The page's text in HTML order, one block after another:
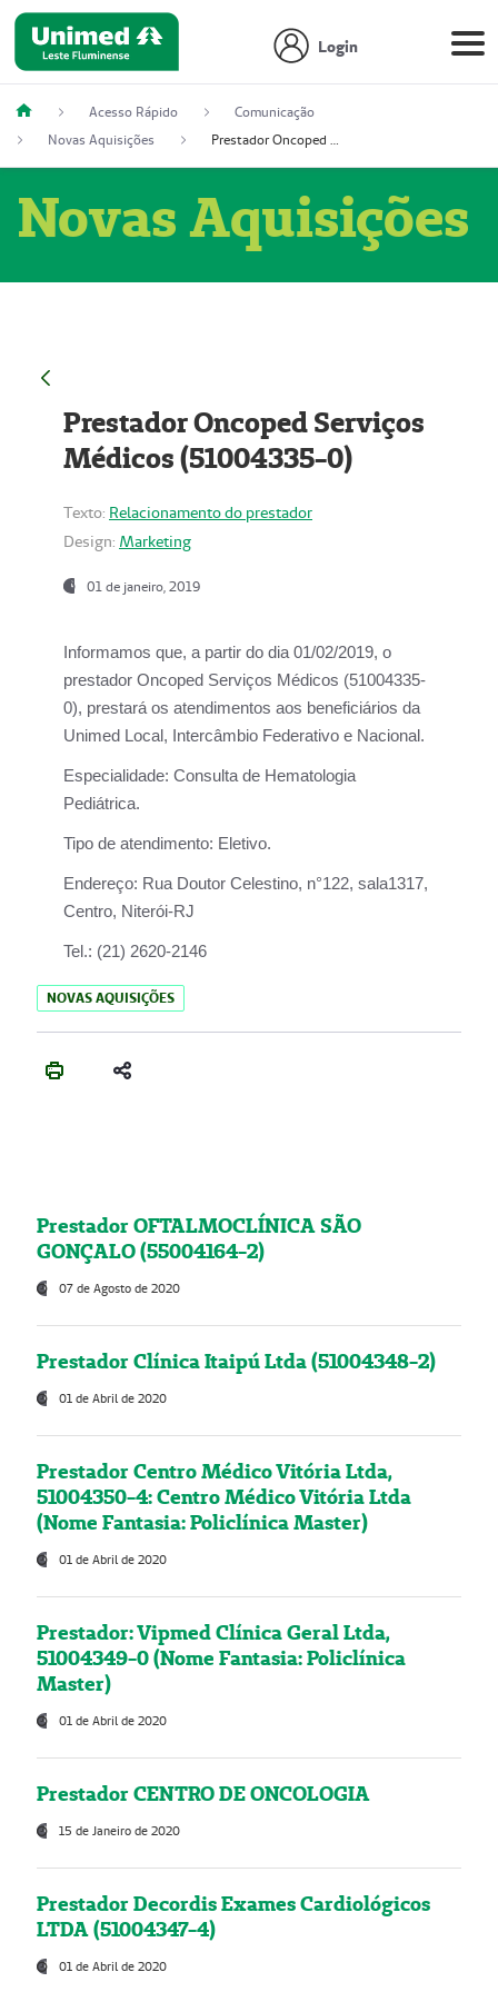
Login
Acesso Rápido
Comunicação
Novas Aquisições
Prestador Oncoped Serviços Médicos (51004335-0)
Novas Aquisições
Prestador Oncoped Serviços
Médicos (51004335-0)
Texto: Relacionamento do prestador
Design: Marketing
01 de janeiro, 2019
Informamos que, a partir do dia 01/02/2019, o
prestador Oncoped Serviços Médicos (51004335-
0), prestará os atendimentos aos beneficiários da
Unimed Local, Intercâmbio Federativo e Nacional.
Especialidade: Consulta de Hematologia
Pediátrica.
Tipo de atendimento: Eletivo.
Endereço: Rua Doutor Celestino, n°122, sala1317,
Centro, Niterói-RJ
Tel.: (21) 2620-2146
NOVAS AQUISIÇÕES
Prestador OFTALMOCLÍNICA SÃO
GONÇALO (55004164-2)
07 de Agosto de 2020
Prestador Clínica Itaipú Ltda (51004348-2)
01 de Abril de 2020
Prestador Centro Médico Vitória Ltda,
51004350-4: Centro Médico Vitória Ltda
(Nome Fantasia: Policlínica Master)
01 de Abril de 2020
Prestador: Vipmed Clínica Geral Ltda,
51004349-0 (Nome Fantasia: Policlínica
Master)
01 de Abril de 2020
Prestador CENTRO DE ONCOLOGIA
15 de Janeiro de 2020
Prestador Decordis Exames Cardiológicos
LTDA (51004347-4)
01 de Abril de 2020